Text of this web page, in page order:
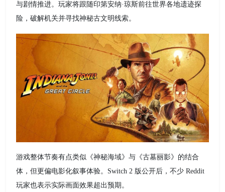
与剧情推进。玩家将跟随印第安纳·琼斯前往世界各地遗迹探
险，破解机关并寻找神秘古文明线索。
游戏整体节奏有点类似《神秘海域》与《古墓丽影》的结合
体，但更偏电影化叙事体验。Switch 2 版公开后，不少 Reddit
玩家也表示实际画面效果超出预期。